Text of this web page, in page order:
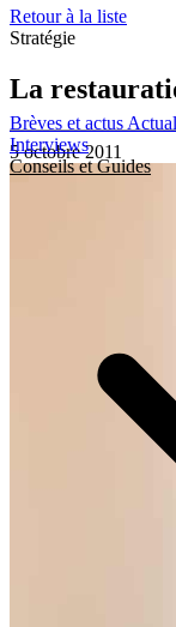
Brèves et actus
Interviews
Conseils et Guides
Retour à la liste
Stratégie
La
5 octobre 2011